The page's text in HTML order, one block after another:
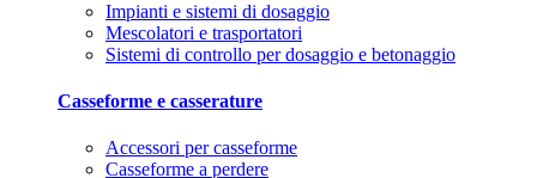
Impianti e sistemi di dosaggio
Mescolatori e trasportatori
Sistemi di controllo per dosaggio e betonaggio
Casseforme e casserature
Accessori per casseforme
Casseforme a perdere